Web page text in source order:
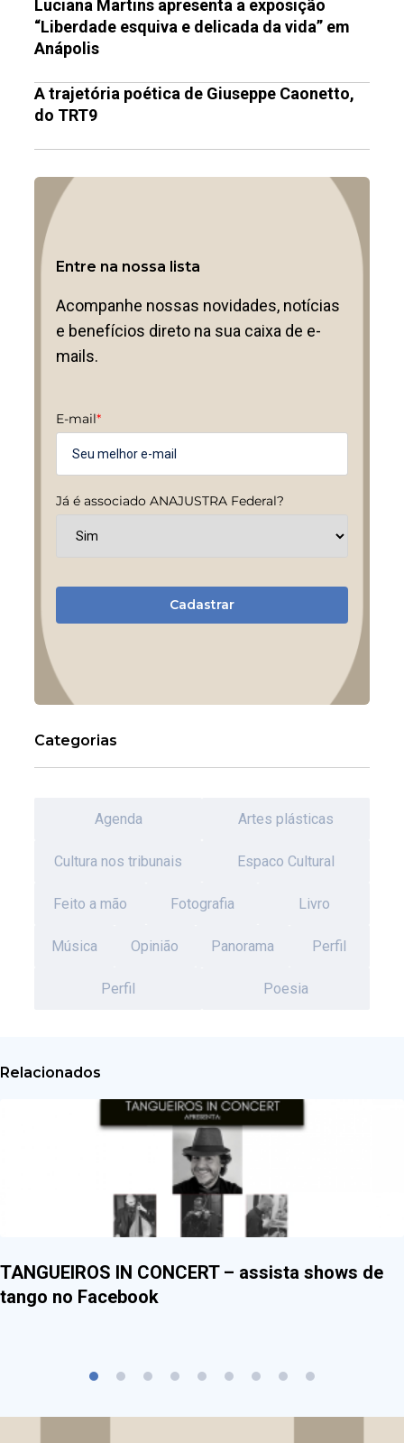
Luciana Martins apresenta a exposição
“Liberdade esquiva e delicada da vida” em
Anápolis
A trajetória poética de Giuseppe Caonetto,
do TRT9
Entre na nossa lista
Acompanhe nossas novidades, notícias
e benefícios direto na sua caixa de e-
mails.
E-mail*
Já é associado ANAJUSTRA Federal?
Cadastrar
Categorias
Agenda Artes plásticas
Cultura nos tribunais Espaco Cultural
Feito a mão Fotografia Livro
Música Opinião Panorama Perfil
Perfil Poesia
Relacionados
TANGUEIROS IN CONCERT – assista shows de
tango no Facebook